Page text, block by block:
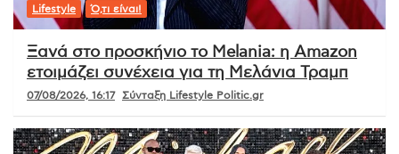
Lifestyle Ό,τι είναι!
Ξανά στο προσκήνιο το Melania: η Amazon
ετοιμάζει συνέχεια για τη Μελάνια Τραμπ
07/08/2026, 16:17 Σύνταξη Lifestyle Politic.gr